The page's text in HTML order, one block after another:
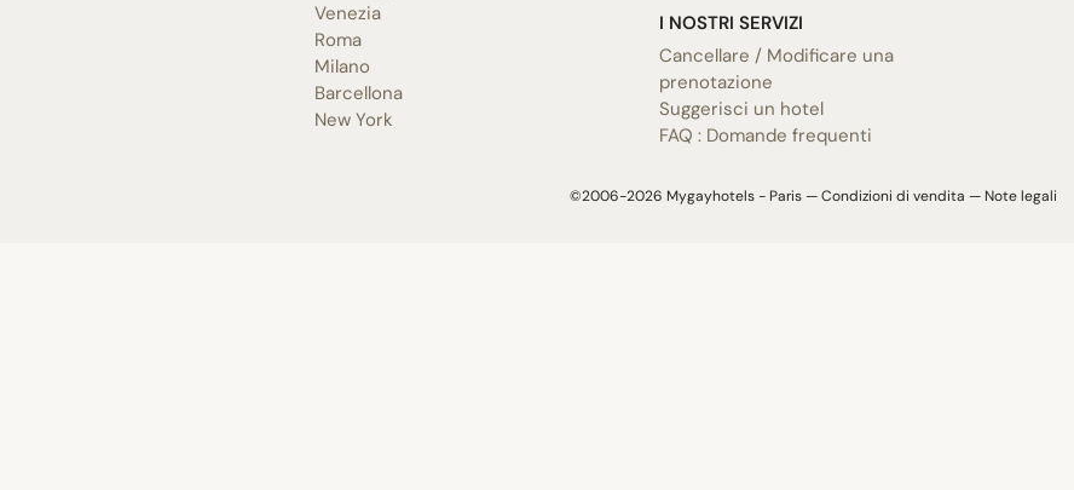
Venezia
Roma
Milano
Barcellona
New York
I NOSTRI SERVIZI
Cancellare / Modificare una
prenotazione
Suggerisci un hotel
FAQ : Domande frequenti
©2006-2026 Mygayhotels - Paris —Condizioni di vendita —Note legali